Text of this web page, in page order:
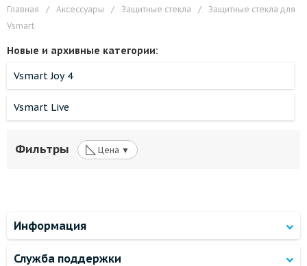
Главная / Аксессуары / Защитные стекла /
Защитные стекла для
Vsmart
Новые и архивные категории:
Vsmart Joy 4
Vsmart Live
Фильтры ◺ Цена ▼
Информация
Служба поддержки